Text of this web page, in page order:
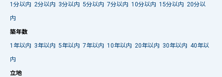
1分以内 2分以内 3分以内 5分以内 7分以内 10分以内 15分以内 20分以
内
築年数
1年以内 3年以内 5年以内 7年以内 10年以内 20年以内 30年以内 40年以
内
立地